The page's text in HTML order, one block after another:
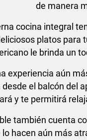
de manera
cocina integral
platos para
le brinda un
experiencia aún
el balcón del
y te permitirá
también cuenta
lo hacen aún más